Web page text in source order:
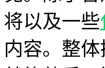
将以及一些
内容。整